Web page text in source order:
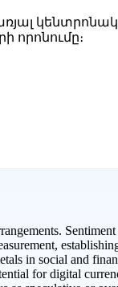
որոնումը։
in social and
for digital